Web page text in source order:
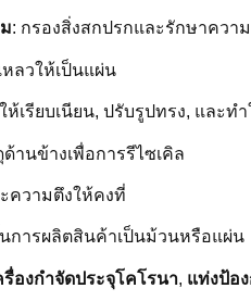
: กรองสิ่งสกปรกและรักษาควา
ลวให้เป็นแผ่น
ห้เรียบเนียน, ปรับรูปทรง, และท
านข้างเพื่อการรีไซเคิล
ความตึงให้คงที่
นการผลิตสินค้าเป็นม้วนหรือแผ่น
รื่องกำจัดประจุโคโรนา, แท่งป้อ